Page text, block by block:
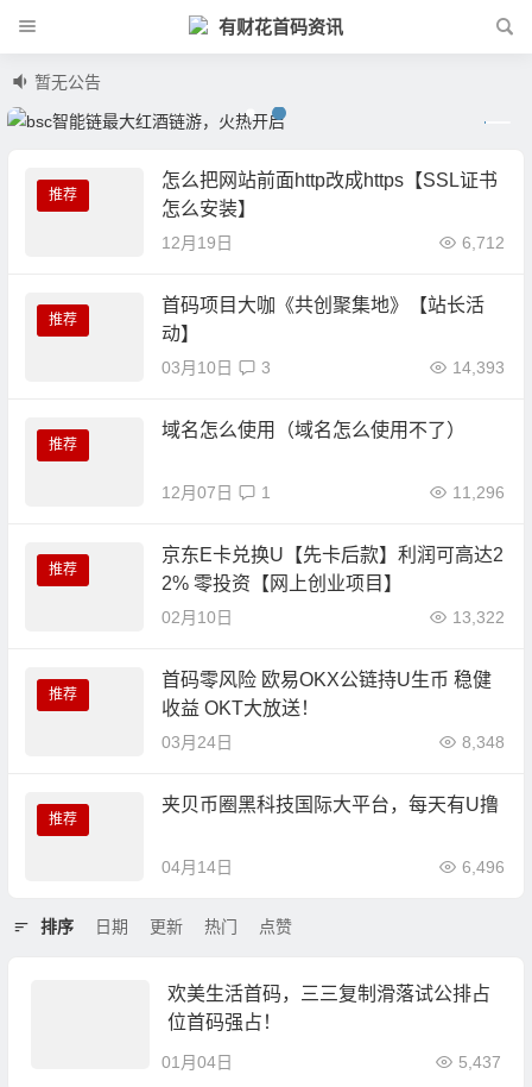
有财花首码资讯
暂无公告
推荐
怎么把网站前面http改成https【SSL证书
怎么安装】
12月19日 6,712
推荐
首码项目大咖《共创聚集地》【站长活
动】
03月10日 14,393
3
推荐
域名怎么使用（域名怎么使用不了）
12月07日 11,296
1
推荐
京东E卡兑换U【先卡后款】利润可高达2
2% 零投资【网上创业项目】
02月10日 13,322
推荐
首码零风险 欧易OKX公链持U生币 稳健
收益 OKT大放送！
03月24日 8,348
推荐
夹贝币圈黑科技国际大平台，每天有U撸
04月14日 6,496
排序 日期 更新 热门 点赞
欢美生活首码，三三复制滑落试公排占
位首码强占！
01月04日 5,437